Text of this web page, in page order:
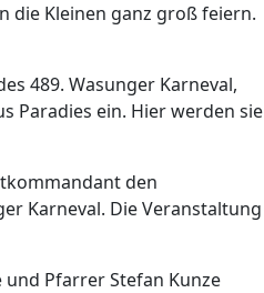
die Kleinen ganz groß feiern.
489. Wasunger Karneval,
Paradies ein. Hier werden sie
den
Karneval. Die Veranstaltung
und Pfarrer Stefan Kunze